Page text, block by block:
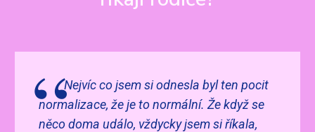
Nejvíc co jsem si odnesla byl ten pocit
normalizace, že je to normální. Že když se
něco doma událo, vždycky jsem si říkala,